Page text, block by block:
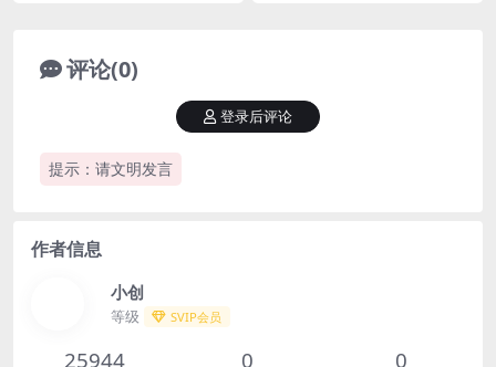
评论(0)
提示：请文明发言
登录后评论
作者信息
小创
等级 SVIP会员
25944 0 0